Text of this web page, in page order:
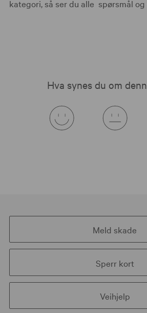
kategori, så ser du alle spørsmål
Hva synes du om
Meld skade
Sperr kort
Veihjelp